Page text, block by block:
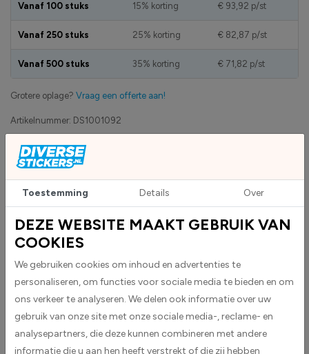
Artikelnummer: DS1001092
Eigen productie
Zakelijk betaling op factuur mogelijk
Vanaf 100 stuks 15% korting € 93,92 p/st
Vanaf 250 stuks 25% korting € 82,87 p/st
Vanaf 500 stuks 35% korting € 71,82 p/st
Grotere oplage? Vraag een offerte aan!
Custom sticker maken? Upload eigen bestand
BESCHRIJVING
Deze controletang met ronde gravure is een hoogwaardige tang
vervaardigd uit metaal en staat bekend om zijn Duitse kwaliteit. Het is
dezelfde betrouwbare tang die al meer dan 20 jaar door conducteurs in
Toestemming Details Over
DEZE WEBSITE MAAKT GEBRUIK VAN
COOKIES
We gebruiken cookies om inhoud en advertenties te
personaliseren, om functies voor sociale media te bieden en om
ons verkeer te analyseren. We delen ook informatie over uw
gebruik van onze site met onze sociale media-, reclame- en
analysepartners, die deze kunnen combineren met andere
informatie die u aan hen heeft verstrekt of die zij hebben